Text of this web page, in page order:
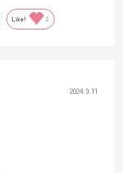
Like! 2
2024.9.11